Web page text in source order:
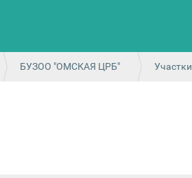
БУЗОО "ОМСКАЯ ЦРБ" Участки